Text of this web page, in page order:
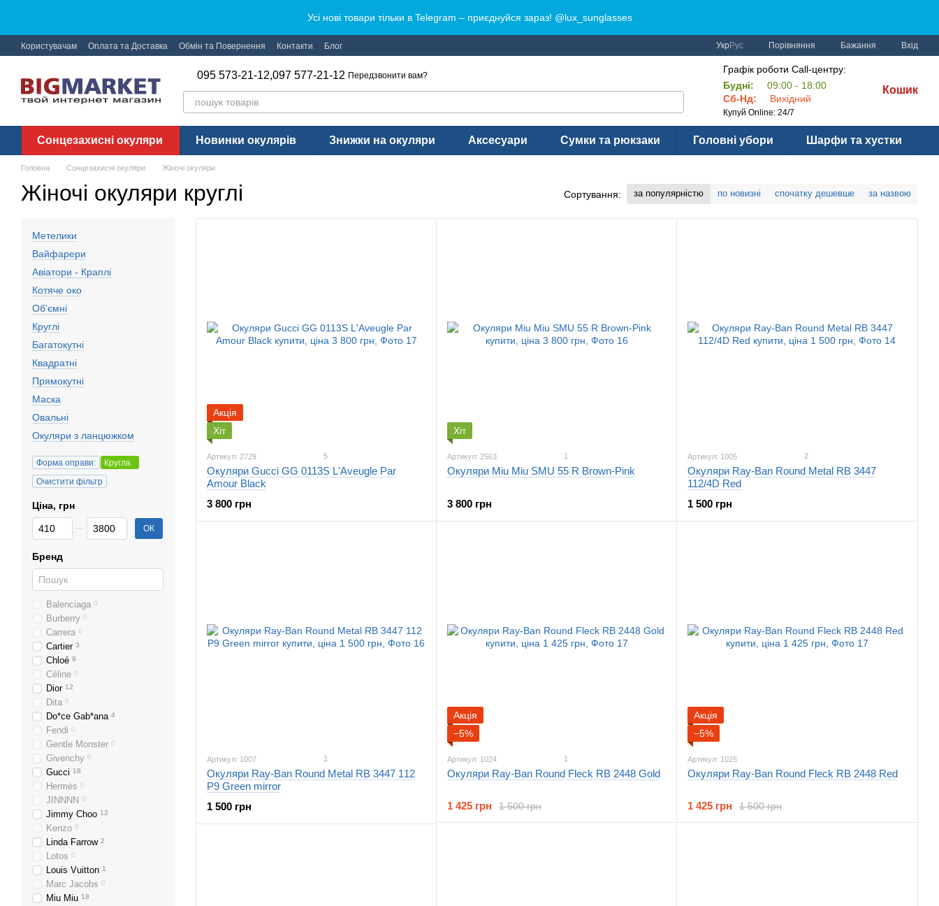
Усі нові товари тільки в Telegram – приєднуйся зараз! @lux_sunglasses
Користувачам Оплата та Доставка Обмін та Повернення Контакти Блог УкрРус Порівняння Бажання Вхід
095 573-21-12,097 577-21-12 Передзвонити вам?
Графік роботи Call-центру:
Будні:
09:00 - 18:00
Сб-Нд:
Вихідний
Купуй Online: 24/7
Кошик
Сонцезахисні окуляри Новинки окулярів Знижки на окуляри Аксесуари Сумки та рюкзаки Головні убори Шарфи та хустки
Головна Сонцезахисні окуляри Жіночі окуляри
Жіночі окуляри круглі Сортування: за популярністю по новизні спочатку дешевше за назвою
Акція
Хіт
Артикул: 2729 5
Окуляри Gucci GG 0113S L'Aveugle Par
Amour Black
3 800 грн
Хіт
Артикул: 2563 1
Окуляри Miu Miu SMU 55 R Brown-Pink
3 800 грн
Артикул: 1005 2
Окуляри Ray-Ban Round Metal RB 3447
112/4D Red
1 500 грн
Артикул: 1007 1
Окуляри Ray-Ban Round Metal RB 3447 112
P9 Green mirror
1 500 грн
Акція
−5%
Артикул: 1024 1
Окуляри Ray-Ban Round Fleck RB 2448 Gold
1 500 грн
1 425 грн
Акція
−5%
Артикул: 1025
Окуляри Ray-Ban Round Fleck RB 2448 Red
1 500 грн
1 425 грн
Метелики
Вайфарери
Авіатори - Краплі
Котяче око
Об'ємні
Круглі
Багатокутні
Квадратні
Прямокутні
Маска
Овальні
Окуляри з ланцюжком
Форма оправи:
Кругла
Очистити фільтр
Ціна, грн
Від Ціна, грн
До Ціна, грн ОК
Бренд
Balenciaga 0
Burberry 0
Carrera 0
Cartier 3
Chloé 9
Céline 0
Dior 12
Dita 0
Do*ce Gab*ana 4
Fendi 0
Gentle Monster 0
Givenchy 0
Gucci 18
Hermès 0
JINNNN 0
Jimmy Choo 12
Kenzo 0
Linda Farrow 2
Lotos 0
Louis Vuitton 1
Marc Jacobs 0
Miu Miu 18